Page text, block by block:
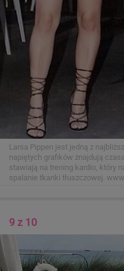
Larsa Pippen jest jedną z
napiętych grafików znajdują
stawiają na trening kardio, który
spalanie tkanki tłuszczowej.
9 z 10